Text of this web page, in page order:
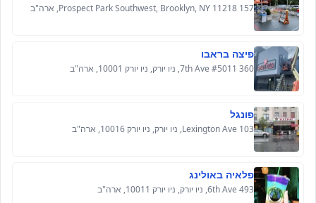
157 Prospect Park Southwest, Brooklyn, NY 11218, ארה"ב
פיצה בראבו
360 7th Ave #5011, ניו יורק, ניו יורק 10001, ארה"ב
פונגל
103 Lexington Ave, ניו יורק, ניו יורק 10016, ארה"ב
פלאיה באולינג
493 6th Ave, ניו יורק, ניו יורק 10011, ארה"ב